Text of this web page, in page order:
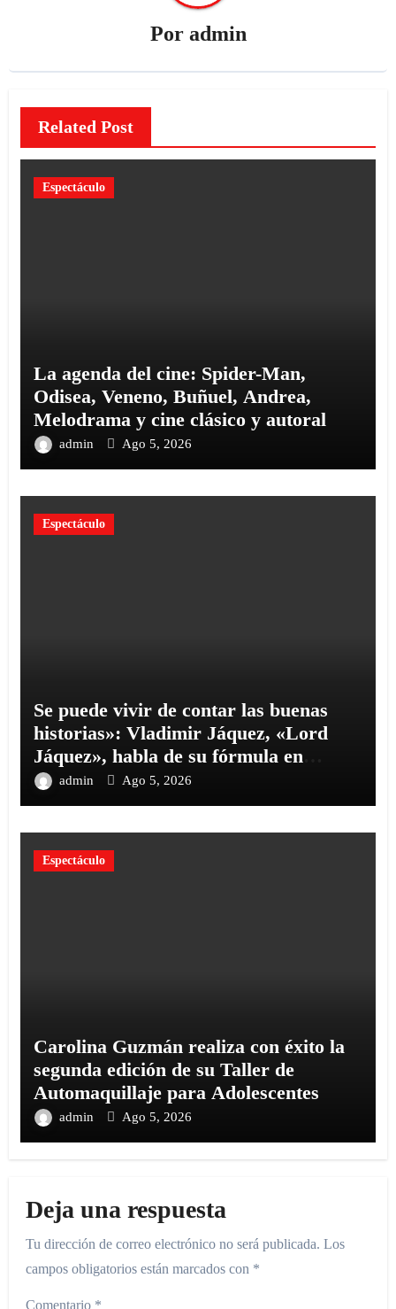
Por admin
Related Post
Espectáculo
La agenda del cine: Spider-Man,
Odisea, Veneno, Buñuel, Andrea,
Melodrama y cine clásico y autoral
admin Ago 5, 2026
Espectáculo
Se puede vivir de contar las buenas
historias»: Vladimir Jáquez, «Lord
Jáquez», habla de su fórmula en
«Cinco Palabras
admin Ago 5, 2026
Espectáculo
Carolina Guzmán realiza con éxito la
segunda edición de su Taller de
Automaquillaje para Adolescentes
admin Ago 5, 2026
Deja una respuesta
Tu dirección de correo electrónico no será publicada. Los
campos obligatorios están marcados con *
Comentario *